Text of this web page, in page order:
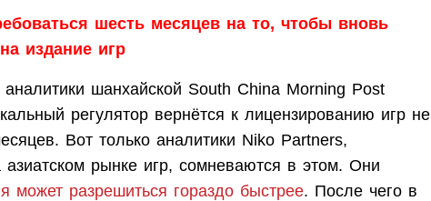
шесть месяцев на то, чтобы вновь
издание игр
аналитики шанхайской South China Morning Post
регулятор вернётся к лицензированию игр не
Вот только аналитики Niko Partners,
рынке игр, сомневаются в этом. Они
может разрешиться гораздо быстрее. После чего в